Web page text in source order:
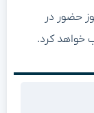
حضور در